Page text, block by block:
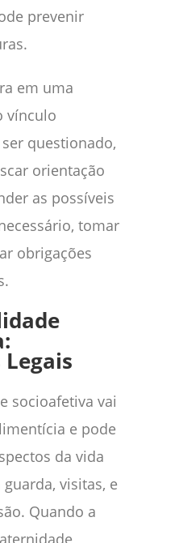
prevenir
em uma
vínculo
questionado,
orientação
as possíveis
tomar
obrigações
socioafetiva vai
e pode
da vida
visitas, e
Quando a